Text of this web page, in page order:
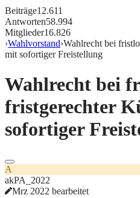
Beiträge12.611
Antworten58.994
Mitglieder16.826
›Wahlvorstand›Wahlrecht bei
mit sofortiger Freistellung
Wahlrecht bei
fristgerechter
sofortiger
A
akPA_2022
Mrz 2022 bearbeitet